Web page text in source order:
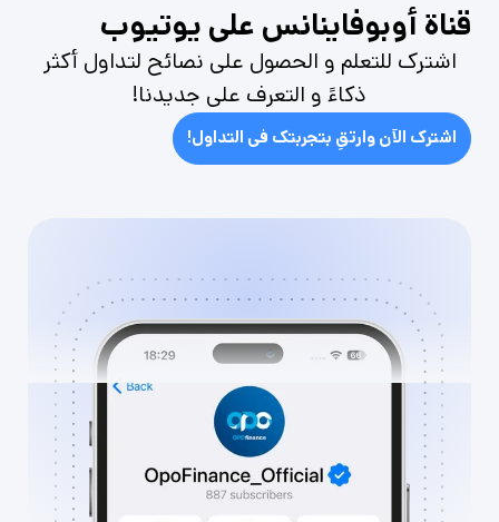
قناة أوبوفاينانس على يوتيوب
اشترك للتعلم و الحصول على نصائح لتداول أكثر
ذكاءً و التعرف على جديدنا!
اشترك الآن وارتقِ بتجربتك في التداول!